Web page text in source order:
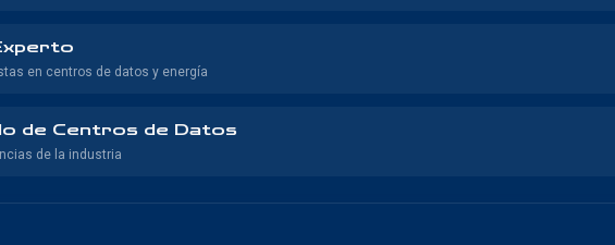
en centros de datos y energía
de Centros de Datos
de la industria